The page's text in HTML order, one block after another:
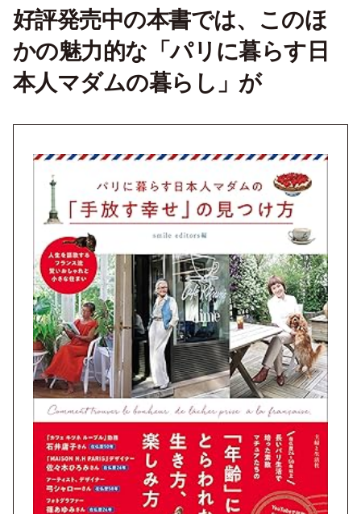
好評発売中の本書では、このほ
かの魅力的な「パリに暮らす日
本人マダムの暮らし」が